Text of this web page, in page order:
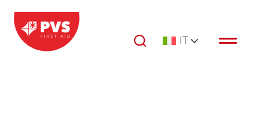
Vai al contenuto
Navigazione principale IT